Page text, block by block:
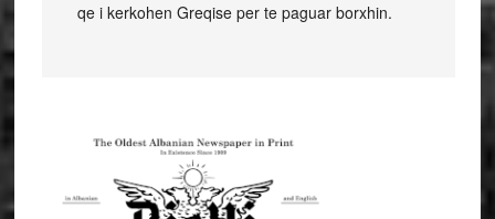
qe i kerkohen Greqise per te paguar borxhin.